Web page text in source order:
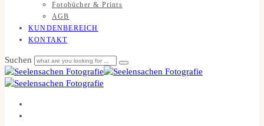
Fotobücher & Prints
AGB
KUNDENBEREICH
KONTAKT
Suchen